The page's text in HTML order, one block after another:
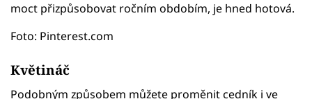
moct přizpůsobovat ročním obdobím, je hned hotová.
Foto: Pinterest.com
Květináč
Podobným způsobem můžete proměnit cedník i ve